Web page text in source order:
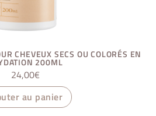
CHEVEUX SECS OU COLORÉS EN
200ML
24,00€
au panier